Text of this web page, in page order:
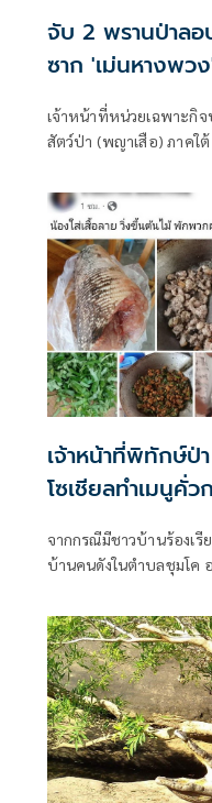
จับ 2 พรานป่าลอ
ซาก 'เม่นหางพว
เจ้าหน้าที่หน่วยเฉพาะกิ
สัตว์ป่า (พญาเสือ) ภาคใ
เจ้าหน้าที่พิทักษ์
โซเชียลทำเมนูคั่
จากกรณีมีชาวบ้านร้องเ
บ้านคนดังในตำบลชุมโค
ป่าคุ้มครอง โพสต์โชว์อว